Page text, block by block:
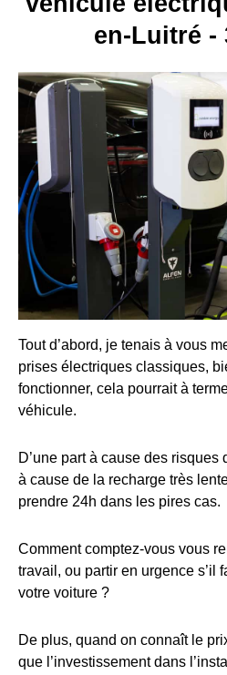
en-Luitré -
Tout d’abord, je tenais à vous
prises électriques classiques,
fonctionner, cela pourrait à
véhicule.
D’une part à cause des risques
à cause de la recharge très
prendre 24h dans les pires cas.
Comment comptez-vous vous
travail, ou partir en urgence s’il
votre voiture ?
De plus, quand on connaît le
que l’investissement dans